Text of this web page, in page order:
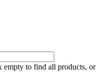
empty to find all products, or